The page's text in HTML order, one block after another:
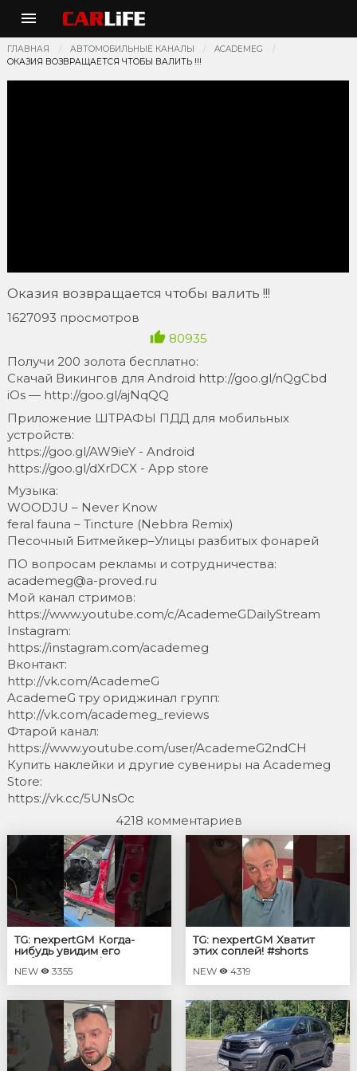
ГЛАВНАЯ АВТОМОБИЛЬНЫЕ КАНАЛЫ
ACADEMEG
ОКАЗИЯ ВОЗВРАЩАЕТСЯ ЧТОБЫ ВАЛИТЬ !!!
Оказия возвращается чтобы валить !!!
1627093 просмотров
80935
Получи 200 золота бесплатно:
Скачай Викингов для Android http://goo.gl/nQgCbd
iOs — http://goo.gl/ajNqQQ
Приложение ШТРАФЫ ПДД для мобильных
устройств:
https://goo.gl/AW9ieY - Android
https://goo.gl/dXrDCX - App store
Музыка:
WOODJU – Never Know
feral fauna – Tincture (Nebbra Remix)
Песочный Битмейкер–Улицы разбитых фонарей
ПО вопросам рекламы и сотрудничества:
academeg@a-proved.ru
Мой канал стримов:
https://www.youtube.com/c/AcademeGDailyStream
Instagram:
https://instagram.com/academeg
Вконтакт:
http://vk.com/AcademeG
AcademeG тру ориджинал групп:
http://vk.com/academeg_reviews
Фтарой канал:
https://www.youtube.com/user/AcademeG2ndCH
Купить наклейки и другие сувениры на Academeg
Store:
https://vk.cc/5UNsOc
4218 комментариев
TG: nexpertGM Когда-
нибудь увидим его
собранным? #shorts
#независимыйэксперт
#георгиймедведев #авто
NEW 3355
TG: nexpertGM Хватит
этих соплей! #shorts
#георгиймедведев
NEW 4319